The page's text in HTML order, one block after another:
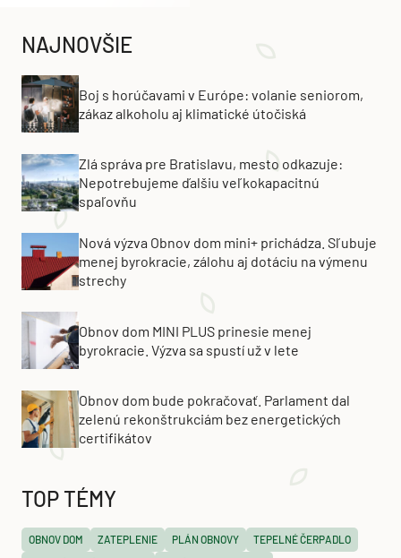
NAJNOVŠIE
Boj s horúčavami v Európe: volanie seniorom,
zákaz alkoholu aj klimatické útočiská
Zlá správa pre Bratislavu, mesto odkazuje:
Nepotrebujeme ďalšiu veľkokapacitnú
spaľovňu
Nová výzva Obnov dom mini+ prichádza. Sľubuje
menej byrokracie, zálohu aj dotáciu na výmenu
strechy
Obnov dom MINI PLUS prinesie menej
byrokracie. Výzva sa spustí už v lete
Obnov dom bude pokračovať. Parlament dal
zelenú rekonštrukciám bez energetických
certifikátov
TOP TÉMY
OBNOV DOM ZATEPLENIE PLÁN OBNOVY
TEPELNÉ ČERPADLO